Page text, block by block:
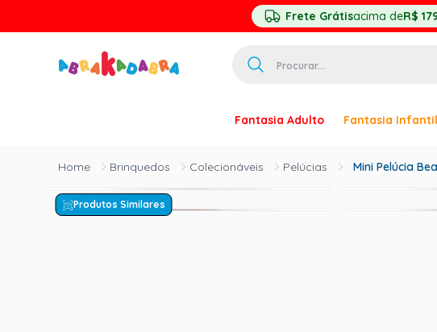
Frete Grátisacima deR$
Fantasia Adulto Fantasia Infantil
Brinquedos Colecionáveis Pelúcias Mini Pelúcia
Produtos Similares
princesa